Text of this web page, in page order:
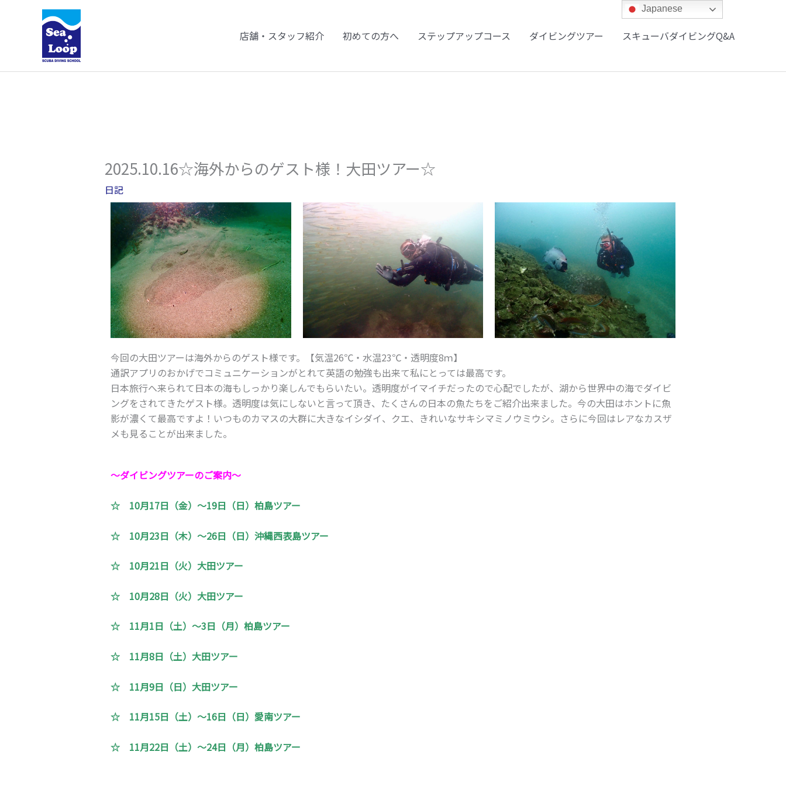
キ
店舗・スタッフ紹介 初めての方へ ステップアップコース ダイビングツアー スキューバダイビングQ&A
2025.10.16☆海外からのゲスト様！大田ツアー☆
日記
今回の大田ツアーは海外からのゲスト様です。【気温26℃・水温23℃・透明度8ｍ】
通訳アプリのおかげでコミュニケーションがとれて英語の勉強も出来て私にとっては最高です。
日本旅行へ来られて日本の海もしっかり楽しんでもらいたい。透明度がイマイチだったので心配でしたが、湖から世界中の海でダイビ
ングをされてきたゲスト様。透明度は気にしないと言って頂き、たくさんの日本の魚たちをご紹介出来ました。今の大田はホントに魚
影が濃くて最高ですよ！いつものカマスの大群に大きなイシダイ、クエ、きれいなサキシマミノウミウシ。さらに今回はレアなカスザ
メも見ることが出来ました。
～ダイビングツアーのご案内～
☆ 10月17日（金）～19日（日）柏島ツアー
☆ 10月23日（木）～26日（日）沖縄西表島ツアー
☆ 10月21日（火）大田ツアー
☆ 10月28日（火）大田ツアー
☆ 11月1日（土）～3日（月）柏島ツアー
☆ 11月8日（土）大田ツアー
☆ 11月9日（日）大田ツアー
☆ 11月15日（土）～16日（日）愛南ツアー
☆ 11月22日（土）～24日（月）柏島ツアー
Japanese